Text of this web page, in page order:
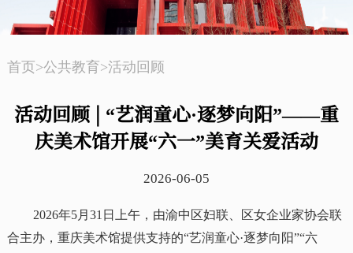
首页>公共教育>活动回顾
活动回顾 | “艺润童心·逐梦向阳”——重
庆美术馆开展“六一”美育关爱活动
2026-06-05
2026年5月31日上午，由渝中区妇联、区女企业家协会联
合主办，重庆美术馆提供支持的“艺润童心·逐梦向阳”“六